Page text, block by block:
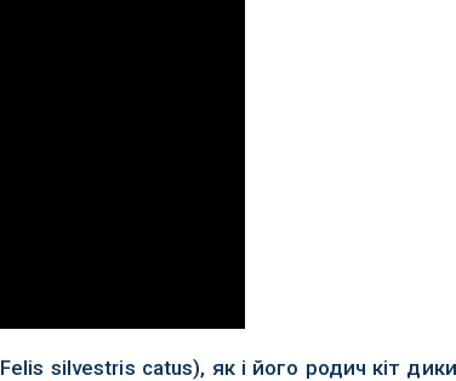
silvestris catus), як і його родич кіт